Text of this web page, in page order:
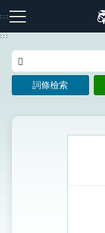
到
主
:::
注音索引圖示 筆
:::
詞條檢索